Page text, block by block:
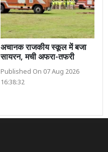
अचानक राजकीय स्कूल में बजा
सायरन, मची अफरा-तफरी
Published On 07 Aug 2026
16:38:32